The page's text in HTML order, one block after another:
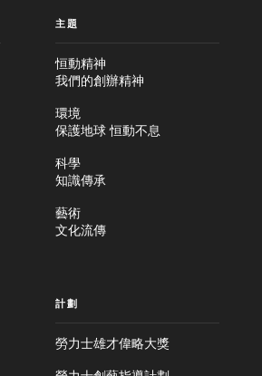
跳
主題
恒動精神
我們的創辦精神
環境
保護地球 恒動不息
科學
知識傳承
藝術
文化流傳
計劃
勞力士雄才偉略大獎